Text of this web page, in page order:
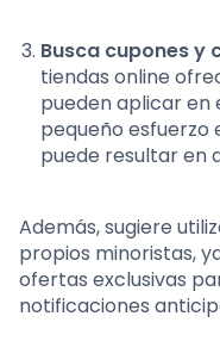
Busca cupones y
tiendas online
pueden aplicar en
pequeño esfuerzo
puede resultar en
Además, sugiere
propios minoristas,
ofertas exclusivas
notificaciones